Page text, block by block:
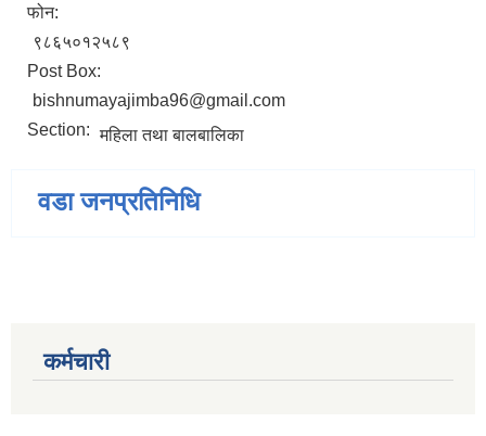
फोन:
९८६५०१२५८९
Post Box:
bishnumayajimba96@gmail.com
Section: महिला तथा बालबालिका
वडा जनप्रतिनिधि
कर्मचारी